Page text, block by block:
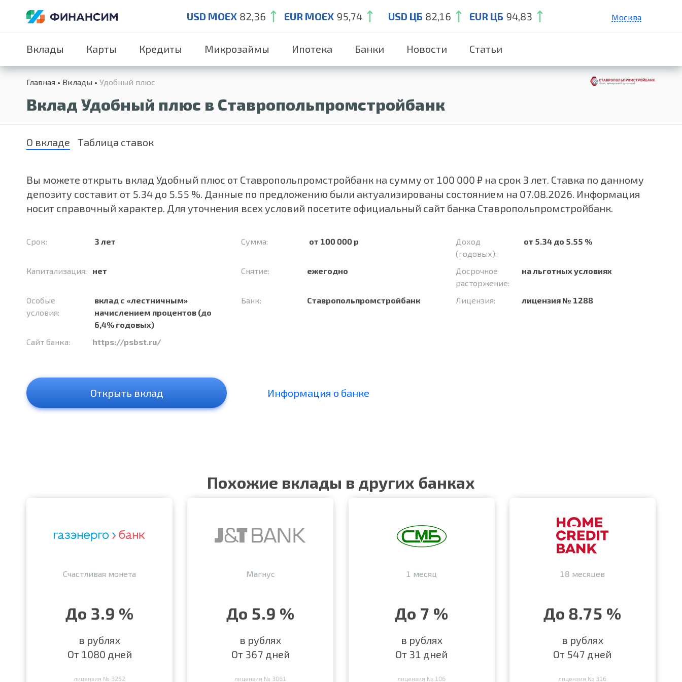
USD MOEX 82,36 EUR MOEX 95,74 USD ЦБ 82,16 EUR ЦБ 94,83 Москва
Краснодар
Нижний Новгород
Вклады Карты Кредиты Микрозаймы Ипотека Банки Новости Статьи
Главная Вклады Удобный плюс
Вклад Удобный плюс в Ставропольпромстройбанк
О вкладе Таблица ставок
Вы можете открыть вклад Удобный плюс от Ставропольпромстройбанк на сумму от 100 000 ₽ на срок 3 лет. Ставка по данному
депозиту составит от 5.34 до 5.55 %. Данные по предложению были актуализированы состоянием на 07.08.2026. Информация
носит справочный характер. Для уточнения всех условий посетите официальный сайт банка Ставропольпромстройбанк.
Срок: 3 лет Сумма: от 100 000 р
Доход
(годовых):
от 5.34 до 5.55 %
Капитализация: нет Снятие: ежегодно
Досрочное
расторжение:
на льготных условиях
Особые
условия:
вклад с «лестничным»
начислением процентов (до
6,4% годовых)
Банк: Ставропольпромстройбанк Лицензия: лицензия № 1288
Сайт банка: https://psbst.ru/
Открыть вклад Информация о банке
Похожие вклады в других банках
Счастливая монета
До 3.9 %
в рублях
От 1080 дней
лицензия № 3252
Магнус
До 5.9 %
в рублях
От 367 дней
лицензия № 3061
1 месяц
До 7 %
в рублях
От 31 дней
лицензия № 106
18 месяцев
До 8.75 %
в рублях
От 547 дней
лицензия № 316